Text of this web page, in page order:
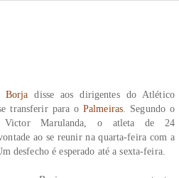
Borja
disse aos dirigentes do Atlético
transferir para o Palmeiras. Segundo o
Victor Marulanda, o atleta de 24
ao se reunir na quarta-feira com a
desfecho é esperado até a sexta-feira.